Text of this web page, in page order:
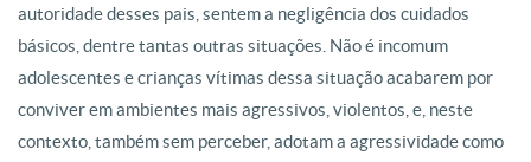
autoridade desses pais, sentem a negligência dos cuidados
básicos, dentre tantas outras situações. Não é incomum
adolescentes e crianças vítimas dessa situação acabarem por
conviver em ambientes mais agressivos, violentos, e, neste
contexto, também sem perceber, adotam a agressividade como